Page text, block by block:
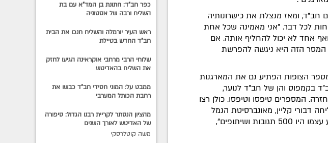
זכתה להגיע לכרם חב"ד, ומאז מנצלת את כישרונותיה
לכל דבר. "אני מאמינה שכל אחת
אחד לא יכול להחליף אותה. אם
המסר הזה היא ניגשה להפרשת
הצופות הפתיע גם את המארגנות
בקמפוס והן של חב"ד לנוער,
חזרה. המספרים טיפסו וטיפסו. כולן רצו
דבורי קליין, מאונברסיטת הנמל
בחיפה. "היה עוד נתון מדהים, שתוך כדי האירוע עצמו היו 500 תגובות ושיתופים",
כפר חב"ד: חתונת בן המד"א עם בת
השליח ורבה של אסטוניה
ראש העיר יורמלה והשליח חנכו את הבית
חב"ד החדש בטיילת
שלוחי הרבי מרחבי אוקראינה הגיעו לחזק
את השליח בהאדיטש
ממבט על: המוני חסידי חב"ד כבשו את
רחבת הכותל המערבי
מהציון הנסתר לקריית רבנו הגדול: סיפורה
של האדיטש לאורך השנים
משה קוטלרסקי